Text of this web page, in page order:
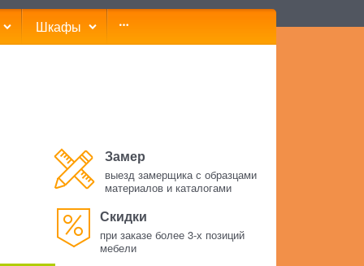
Шкафы
Замер
выезд замерщика с образцами
материалов и каталогами
Скидки
при заказе более 3-х позиций
мебели